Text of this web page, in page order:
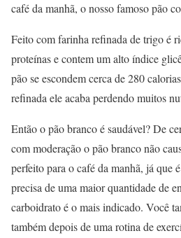
café da manhã, o nosso famoso pão
Feito com farinha refinada de trigo é
proteínas e contem um alto índice
pão se escondem cerca de 280
refinada ele acaba perdendo muitos
Então o pão branco é saudável? De
com moderação o pão branco não
perfeito para o café da manhã, já que
precisa de uma maior quantidade de
carboidrato é o mais indicado. Você
também depois de uma rotina de